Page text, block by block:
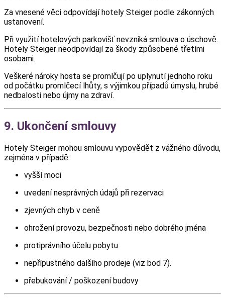
Za vnesené věci odpovídají hotely Steiger podle zákonných
ustanovení.
Při využití hotelových parkovišť nevzniká smlouva o úschově.
Hotely Steiger neodpovídají za škody způsobené třetími
osobami.
Veškeré nároky hosta se promlčují po uplynutí jednoho roku
od počátku promlčecí lhůty, s výjimkou případů úmyslu, hrubé
nedbalosti nebo újmy na zdraví.
9. Ukončení smlouvy
Hotely Steiger mohou smlouvu vypovědět z vážného důvodu,
zejména v případě:
vyšší moci
uvedení nesprávných údajů při rezervaci
zjevných chyb v ceně
ohrožení provozu, bezpečnosti nebo dobrého jména
protiprávního účelu pobytu
nepřípustného dalšího prodeje (viz bod 7).
přebukování / poškození budovy